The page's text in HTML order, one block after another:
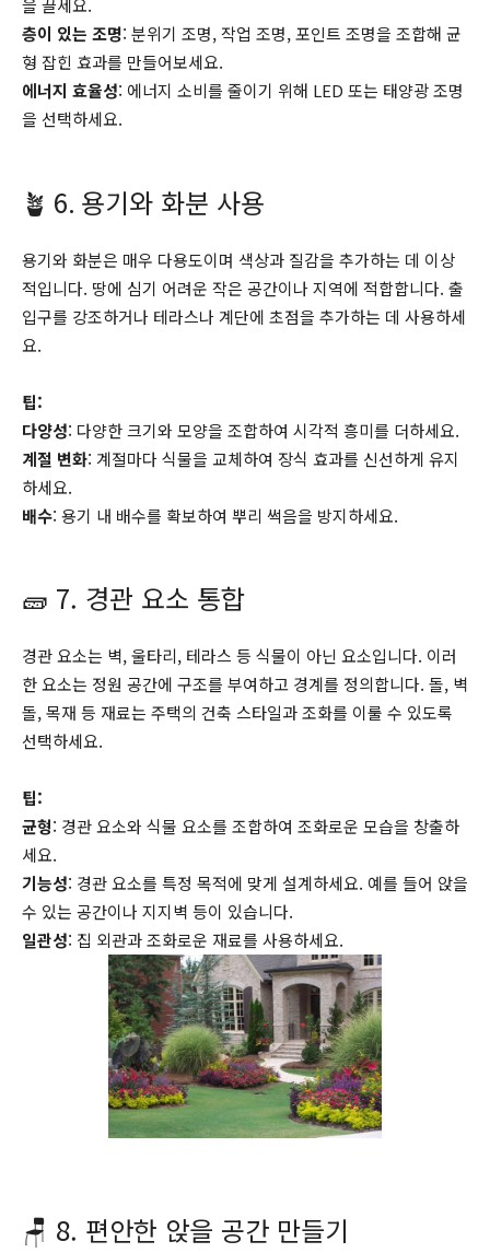
층이 있는 조명: 분위기 조명, 작업 조명, 포인트 조명을 조합해 균
형 잡힌 효과를 만들어보세요.
에너지 효율성: 에너지 소비를 줄이기 위해 LED 또는 태양광 조명
을 선택하세요.
🪴 6. 용기와 화분 사용
용기와 화분은 매우 다용도이며 색상과 질감을 추가하는 데 이상
적입니다. 땅에 심기 어려운 작은 공간이나 지역에 적합합니다. 출
입구를 강조하거나 테라스나 계단에 초점을 추가하는 데 사용하세
요.
팁:
다양성: 다양한 크기와 모양을 조합하여 시각적 흥미를 더하세요.
계절 변화: 계절마다 식물을 교체하여 장식 효과를 신선하게 유지
하세요.
배수: 용기 내 배수를 확보하여 뿌리 썩음을 방지하세요.
🧱 7. 경관 요소 통합
경관 요소는 벽, 울타리, 테라스 등 식물이 아닌 요소입니다. 이러
한 요소는 정원 공간에 구조를 부여하고 경계를 정의합니다. 돌, 벽
돌, 목재 등 재료는 주택의 건축 스타일과 조화를 이룰 수 있도록
선택하세요.
팁:
균형: 경관 요소와 식물 요소를 조합하여 조화로운 모습을 창출하
세요.
기능성: 경관 요소를 특정 목적에 맞게 설계하세요. 예를 들어 앉을
수 있는 공간이나 지지벽 등이 있습니다.
일관성: 집 외관과 조화로운 재료를 사용하세요.
🪑 8. 편안한 앉을 공간 만들기